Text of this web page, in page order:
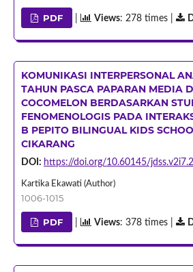
PDF Views: 278 times |
KOMUNIKASI INTERPERSONAL
TAHUN PASCA PAPARAN MEDIA
COCOMELON BERDASARKAN
FENOMENOLOGIS PADA
B PEPITO BILINGUAL KIDS
CIKARANG
DOI: https://doi.org/10.60145/
Kartika Ekawati (Author)
1006-1015
PDF Views: 378 times |